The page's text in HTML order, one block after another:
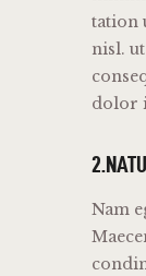
tation
nisl.
dolor
Nam